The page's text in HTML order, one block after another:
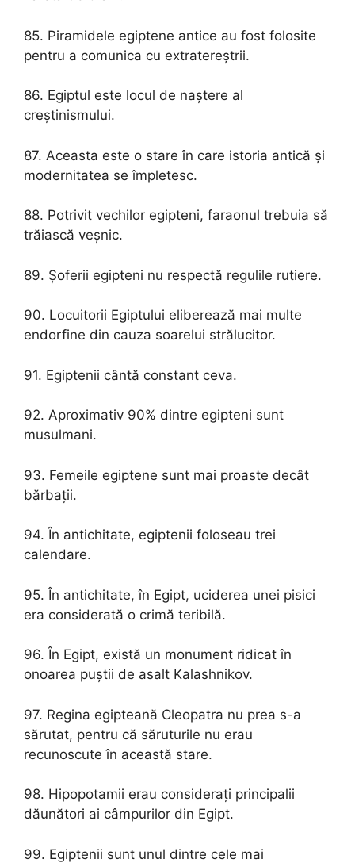
85. Piramidele egiptene antice au fost folosite
pentru a comunica cu extratereștrii.
86. Egiptul este locul de naștere al
creștinismului.
87. Aceasta este o stare în care istoria antică și
modernitatea se împletesc.
88. Potrivit vechilor egipteni, faraonul trebuia să
trăiască veșnic.
89. Șoferii egipteni nu respectă regulile rutiere.
90. Locuitorii Egiptului eliberează mai multe
endorfine din cauza soarelui strălucitor.
91. Egiptenii cântă constant ceva.
92. Aproximativ 90% dintre egipteni sunt
musulmani.
93. Femeile egiptene sunt mai proaste decât
bărbații.
94. În antichitate, egiptenii foloseau trei
calendare.
95. În antichitate, în Egipt, uciderea unei pisici
era considerată o crimă teribilă.
96. În Egipt, există un monument ridicat în
onoarea puștii de asalt Kalashnikov.
97. Regina egipteană Cleopatra nu prea s-a
sărutat, pentru că săruturile nu erau
recunoscute în această stare.
98. Hipopotamii erau considerați principalii
dăunători ai câmpurilor din Egipt.
99. Egiptenii sunt unul dintre cele mai